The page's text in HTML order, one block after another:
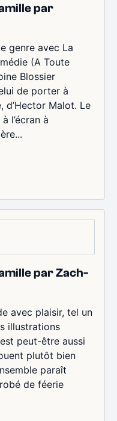
par
genre avec La
(A Toute
Blossier
de porter à
d’Hector Malot. Le
l’écran à
par Zach-
avec plaisir, tel un
illustrations
peut-être aussi
plutôt bien
paraît
de féerie